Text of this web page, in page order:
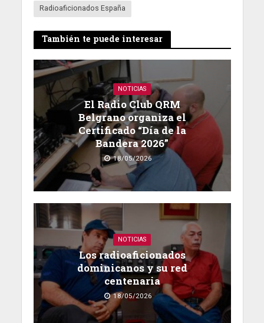
Radioaficionados España
También te puede interesar
NOTICIAS
El Radio Club QRM
Belgrano organiza el
Certificado “Día de la
Bandera 2026”
18/05/2026
NOTICIAS
Los radioaficionados
dominicanos y su red
centenaria
18/05/2026